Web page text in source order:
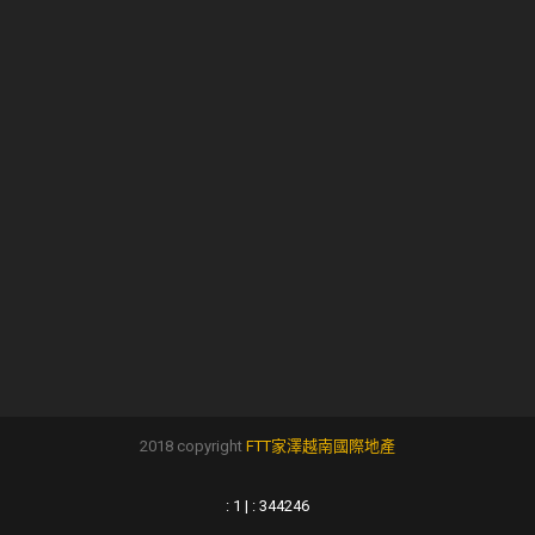
2018 copyright FTT家澤越南國際地產
: 1 | : 344246